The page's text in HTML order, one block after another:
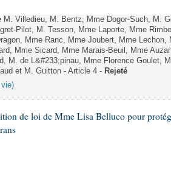
M. Villedieu, M. Bentz, Mme Dogor-Such, M.
Pilot, M. Tesson, Mme Laporte, Mme
Mme Ranc, Mme Joubert, Mme
Mme Sicard, Mme Marais-Beuil, Mme
M. de L&#233;pinau, Mme Florence Goulet,
et M. Guitton - Article 4 - Rejeté
de loi de Mme Lisa Belluco pour